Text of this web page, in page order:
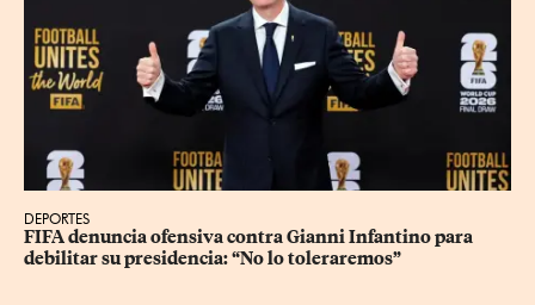
DEPORTES
FIFA denuncia ofensiva contra Gianni Infantino para
debilitar su presidencia: “No lo toleraremos”